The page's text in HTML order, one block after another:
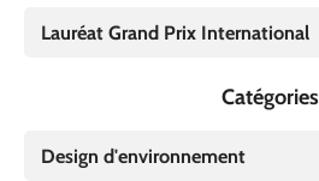
Lauréat Grand Prix International
Catégories
Design d'environnement